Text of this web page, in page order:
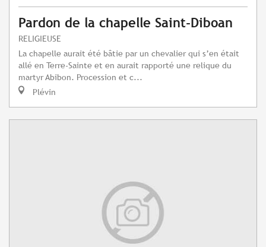
Pardon de la chapelle Saint-Diboan
RELIGIEUSE
La chapelle aurait été bâtie par un chevalier qui s’en était
allé en Terre-Sainte et en aurait rapporté une relique du
martyr Abibon. Procession et c...
Plévin